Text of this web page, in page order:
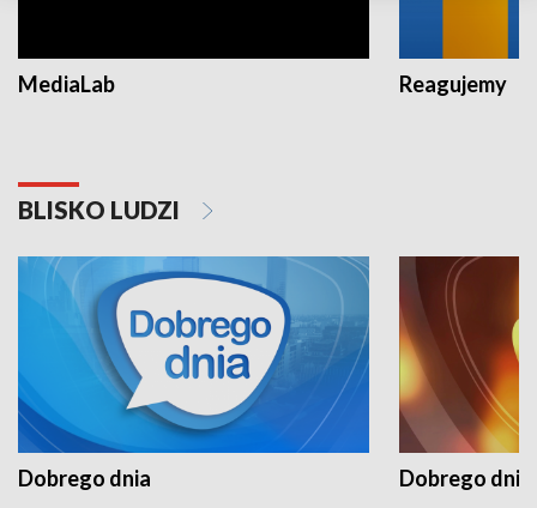
MediaLab Reagujemy
BLISKO LUDZI
Dobrego dnia Dobrego dnia